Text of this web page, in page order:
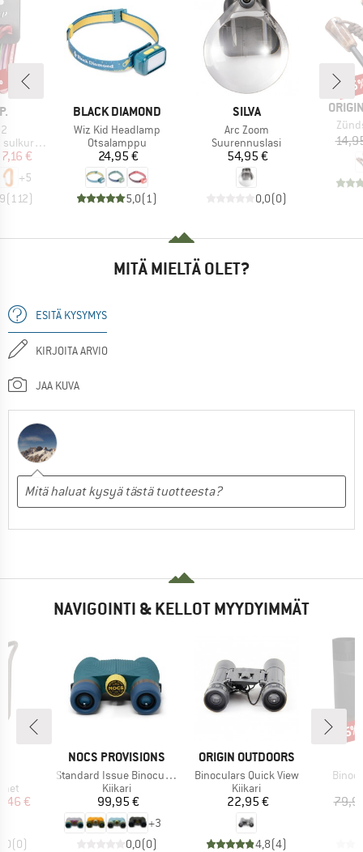
hinta
7,16 €
+5
(112)
MERKKI
BLACK DIAMOND
Tuote
Wiz Kid Headlamp
Tuoteryhmä
Otsalamppu
Hinta
24,95 €
5,0(1 )
MERKKI
SILVA
Tuote
Arc Zoom
Tuoteryhmä
Suurennuslasi
Hinta
54,95 €
0,0(0)
Tuote
MITÄ MIELTÄ OLET?
ESITÄ KYSYMYS
KIRJOITA ARVIO
JAA KUVA
NAVIGOINTI & KELLOT MYYDYIMMÄT
hinta
€
(0)
MERKKI
NOCS PROVISIONS
Tuote
Standard Issue Binocular 25mm
Tuoteryhmä
Kiikari
Hinta
99,95 €
+3
0,0(0)
MERKKI
ORIGIN OUTDOORS
Tuote
Binoculars Quick View
Tuoteryhmä
Kiikari
Hinta
22,95 €
4,8(4)
Tuote
5%